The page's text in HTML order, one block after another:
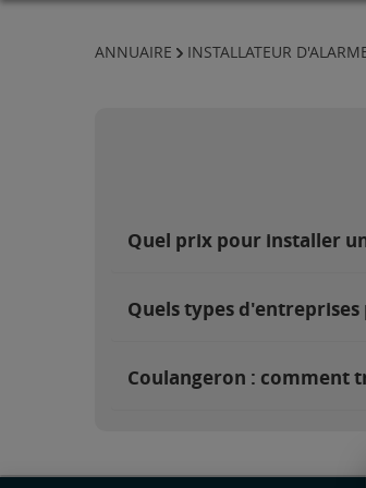
ANNUAIRE INSTALLATEUR
Quel prix pour installer
Quels types
Coulangeron : comment